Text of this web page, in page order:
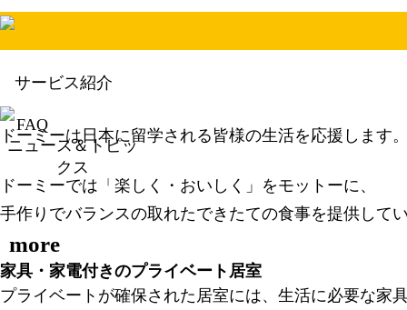
サービス紹介
FAQ
ニュース＆トピッ
クス
ドーミーは日本に留学される皆様の生活を応援します
栄養満点、できたてのごはん
ドーミーでは「楽しく・おいしく」をモットーに、
手作りでバランスの取れたできたての食事を提供して
more
家具・家電付きのプライベート居室
プライベートが確保された居室には、生活に必要な家